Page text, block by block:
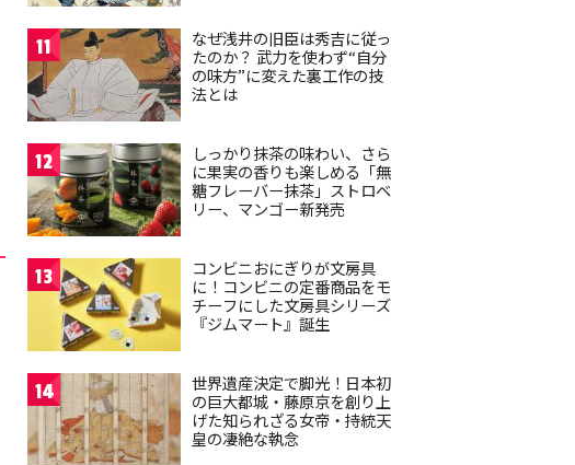
11
なぜ浅井の旧臣は秀吉に従っ
たのか？ 武力を使わず“自分
の味方”に変えた裏工作の技
法とは
12
しっかり抹茶の味わい、さら
に果実の香りも楽しめる「無
糖フレーバー抹茶」ストロベ
リー、マンゴー新発売
13
コンビニおにぎりが文房具
に！コンビニの定番商品をモ
チーフにした文房具シリーズ
『ジムマート』誕生
14
世界遺産決定で脚光！日本初
の巨大都城・藤原京を創り上
げた知られざる女帝・持統天
皇の凄絶な執念